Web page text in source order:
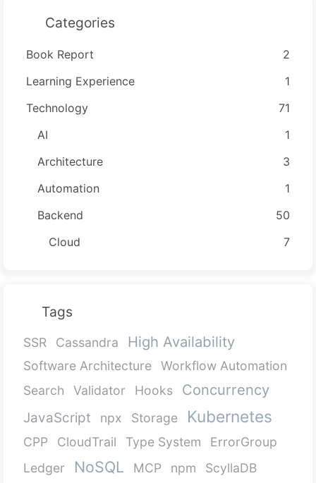
Categories
Book Report
2
Learning Experience
1
Technology
71
AI
1
Architecture
3
Automation
1
Backend
50
Cloud
7
Tags
SSR Cassandra High Availability
Software Architecture
Workflow Automation
Search
Validator Hooks Concurrency
JavaScript npx Storage Kubernetes
CPP CloudTrail Type System
ErrorGroup
Ledger
NoSQL MCP npm ScyllaDB